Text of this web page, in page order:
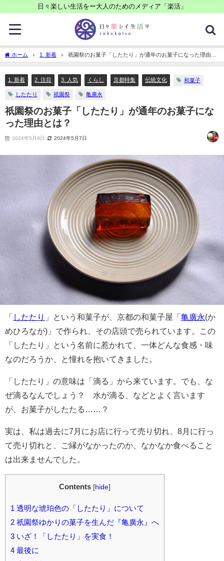
日々楽しい生活をー大人のためのメディア「楽活」
ホーム 1. 新着
祇園祭のお菓子「したたり」が通年のお菓子になった理由と
は？
1. 新着 2. 注目 3. 人気 くらし 京都特集 伝統文化 和菓子
したたり 祇園祭 亀廣永
祇園祭のお菓子「したたり」が通年のお菓子にな
った理由とは？
2024年5月8日 2024年5月7日
「 したたり 」という和菓子が、京都の和菓子屋「亀廣永(か
めひろなが)」で作られ、その店頭で売られています。この
「したたり」という名前に惹かれて、一体どんな食感・味
なのだろうか、と憧れを抱いてきました。
「したたり」の意味は「滴る」から来ています。でも、な
ぜ滴るなんでしょう？ 水が滴る、などとよく言います
が、お菓子がしたたる……？
実は、私は過去に7月にお店に行って売り切れ、8月に行っ
て売り切れと、ご縁がなかったのか、なかなか食べること
は出来ませんでした。
Contents [hide]
1 透明な琥珀色の「したたり」について
2 祇園祭ゆかりの菓子を生んだ『亀廣永』へ
3 いざ！「したたり」を実食！
4 最後に